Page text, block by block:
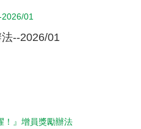
--2026/01